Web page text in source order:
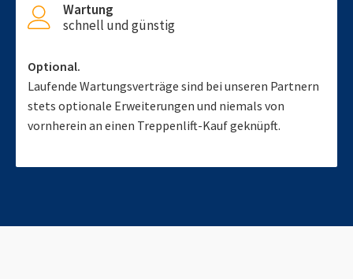
Wartung
schnell und günstig
Optional.
Laufende Wartungsverträge sind bei unseren Partnern
stets optionale Erweiterungen und niemals von
vornherein an einen Treppenlift-Kauf geknüpft.